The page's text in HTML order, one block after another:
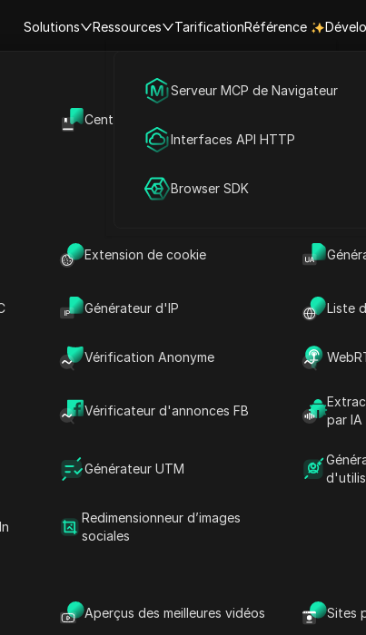
Solutions
Marketing des médias sociaux
Publicité
Partage de compte
Ressources
Centre d'aide
Extension de cookie
Générateur d'IP Liste
Vérification Anonyme
Vérificateur d'annonces FB
par IA
Générateur UTM
Redimensionneur d’images
sociales
Aperçus des meilleures vidéos Sites
TarificationRéférence
Serveur MCP de Navigateur
Interfaces API HTTP
Browser SDK
Asie Suwon
Heure actuelle à
14:55:54
Friday 08/07
Heure | Heure actuelle dans
14 55